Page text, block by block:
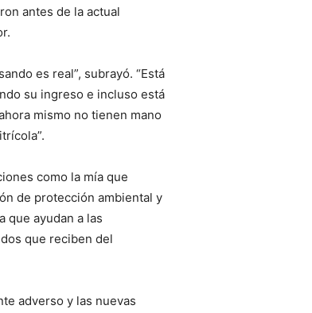
antes de la actual
es real”, subrayó. “Está
su ingreso e incluso está
mismo no tienen mano
como la mía que
de protección ambiental y
que ayudan a las
que reciben del
adverso y las nuevas